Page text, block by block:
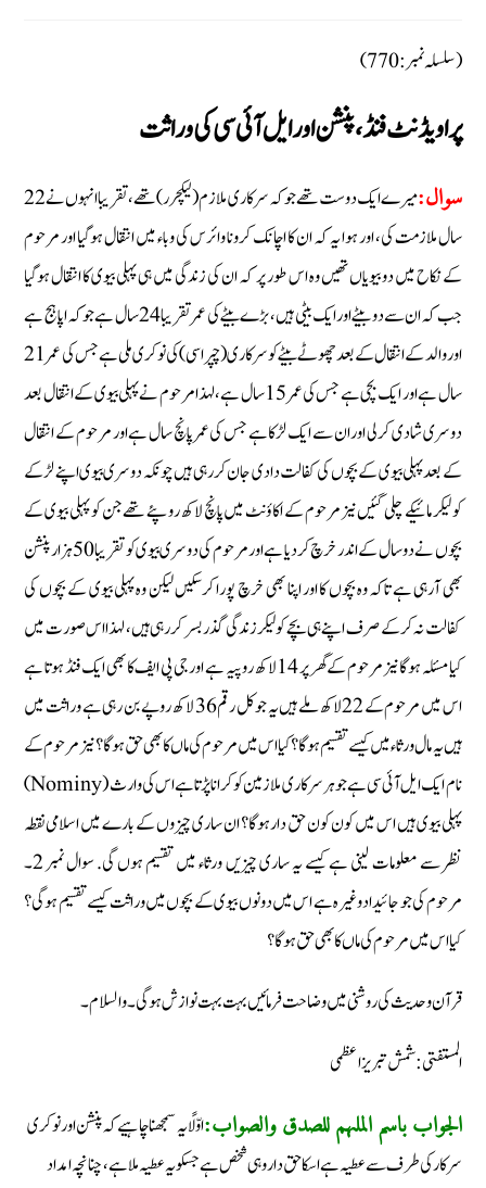
(سلسلہ نمبر: 770)
پراویڈنٹ فنڈ، پنشن اور ایل آئی سی کی وراثت
سوال:
میرے ایک دوست تھے جو کہ سرکاری ملازم (لیکچرر) تھے، تقریبا انہوں نے 22
سال ملازمت کی، اور ہوا یہ کہ ان کا اچانک کرونا وائرس کی وباء میں انتقال ہوگیا اور مرحوم
کے نکاح میں دو بیویاں تھیں وہ اس طور پر کہ ان کی زندگی میں ہی پہلی بیوی کا انتقال ہوگیا
جب کہ ان سے دو بیٹے اور ایک بیٹی ہیں، بڑے بیٹے کی عمر تقریبا 24 سال ہے جو کہ اپاہج ہے
اور والد کے انتقال کے بعد چھوٹے بیٹے کو سرکاری ( چپراسی ) کی نوکری ملی ہے جس کی عمر 21
سال ہے اور ایک بچی ہے جس کی عمر 15 سال ہے، لہذا مرحوم نے پہلی بیوی کے انتقال بعد
دوسری شادی کرلی اور ان سے ایک لڑکا ہے جس کی عمر پانچ سال ہے اور مرحوم کے انتقال
کے بعد پہلی بیوی کے بچوں کی کفالت دادی جان کر رہی ہیں چونکہ دوسری بیوی اپنے لڑکے
کو لیکر مائیکے چلی گئیں نیز مرحوم کے اکاؤنٹ میں پانچ لاکھ روپئے تھے جن کو پہلی بیوی کے
بچوں نے دو سال کے اندر خرچ کردیا ہے اور مرحوم کی دوسری بیوی کو تقریبا 50 ہزار پنشن
بھی آرہی ہے تاکہ وہ بچوں کا اور اپنا بھی خرچ پورا کرسکیں لیکن وہ پہلی بیوی کے بچوں کی
کفالت نہ کرکے صرف اپنے ہی بچے کو لیکر زندگی گذر بسر کر رہی ہیں، لہذا اس صورت میں
کیا مسئلہ ہوگا نیز مرحوم کے گھر پر 14 لاکھ روپیہ ہے اور جی پی ایف کا بھی ایک فنڈ ہوتا ہے
اس میں مرحوم کے 22 لاکھ ملے ہیں یہ جو کل رقم 36 لاکھ روپے بن رہی ہے وراثت میں
ہیں یہ مال ورثاء میں کیسے تقسیم ہوگا؟ کیا اس میں مرحوم کی ماں کا بھی حق ہوگا؟ نیز مرحوم کے
نام ایک ایل آئی سی ہے جو ہر سرکاری ملازمین کو کرانا پڑتا ہے اس کی وارث (Nominy)
پہلی بیوی ہیں اس میں کون کون حق دار ہوگا؟ ان ساری چیزوں کے بارے میں اسلامی نقطہ
نظر سے معلومات لینی ہے کیسے یہ ساری چیزیں ورثاء میں تقسیم ہوں گی. سوال نمبر 2۔
مرحوم کی جو جائیداد وغیرہ ہے اس میں دونوں بیوی کے بچوں میں وراثت کیسے تقسیم ہوگی؟
کیا اس میں مرحوم کی ماں کا بھی حق ہوگا؟
قرآن وحدیث کی روشنی میں وضاحت فرمائیں بہت بہت نوازش ہوگی۔ والسلام۔
المستفتی: شمش تبریز اعظمی
الجواب باسم الملہم للصدق والصواب:اوّلًا یہ سمجھنا چاہیے کہ پنشن اور نوکری
سرکار کی طرف سے عطیہ ہے اسکا حق دار وہی شخص ہے جسکو یہ عطیہ ملا ہے، چنانچہ امداد